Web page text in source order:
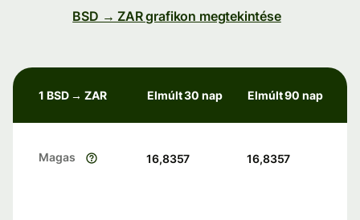
BSD → ZAR grafikon megtekintése
1 BSD → ZAR Elmúlt 30 nap Elmúlt 90 nap
Magas 16,8357 16,8357